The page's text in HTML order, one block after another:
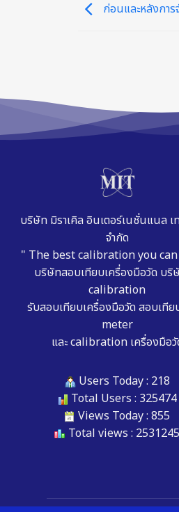
ก่อนและหลังการ
บริษัท มิราเคิล อินเตอร์เนชั่นแนล เ
จำกัด
" The best calibration you
บริษัทสอบเทียบเครื่องมือวัด บริ
calibration
รับสอบเทียบเครื่องมือวัด สอบเที
meter
และcalibration เครื่องมือวั
Users Today : 218
Total Users : 325474
Views Today : 855
Total views : 2531245